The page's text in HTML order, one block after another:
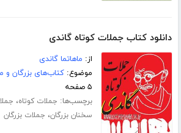
دانلود کتاب جملات کوتاه گاندی
از: ماهاتما گاندی
موضوع:کتاب‌های بزرگان و
۵ صفحه
برچسب‌ها: جملات کوتاه،
سخنان بزرگان، جملات بزرگان